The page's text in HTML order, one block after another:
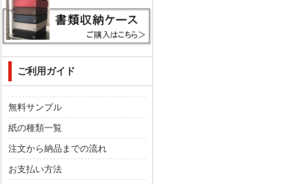
ご利用ガイド
無料サンプル
紙の種類一覧
注文から納品までの流れ
お支払い方法